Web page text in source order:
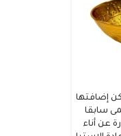
إضافتها
سابقا
عن أناء